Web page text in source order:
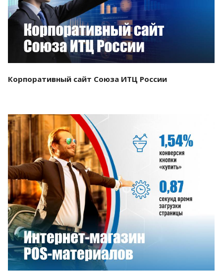
Корпоративный сайт Союза ИТЦ России
Смотреть проект